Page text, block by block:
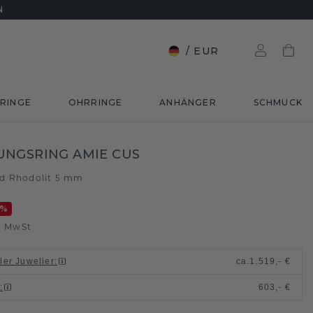
/ EUR
OHRRINGE ANHÄNGER SCHMUCK
AMIE CUS
Rhodolit 5 mm
%
MwSt
Juwelier: ca. 1.519,- €
: 603,- €